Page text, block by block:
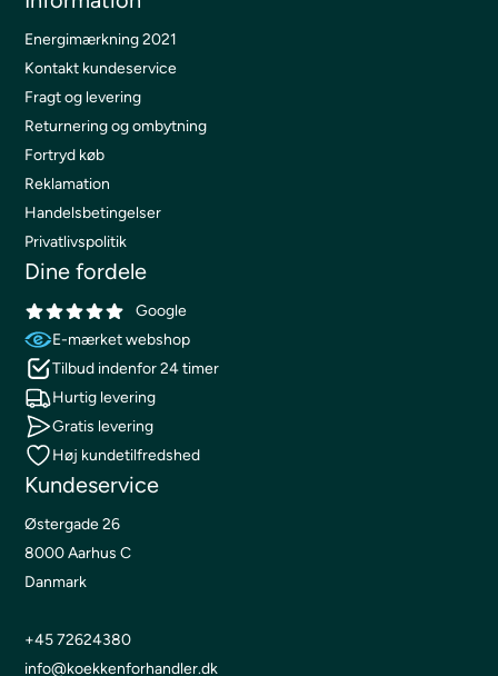
Energimærkning 2021
Kontakt kundeservice
Fragt og levering
Returnering og ombytning
Fortryd køb
Reklamation
Handelsbetingelser
Privatlivspolitik
Dine fordele
Google
E-mærket webshop
Tilbud indenfor 24 timer
Hurtig levering
Gratis levering
Høj kundetilfredshed
Kundeservice
Østergade 26
8000 Aarhus C
Danmark
+45 72624380
info@koekkenforhandler.dk